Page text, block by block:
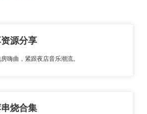
源分享
嗨曲，紧跟夜店音乐潮流。
烧合集